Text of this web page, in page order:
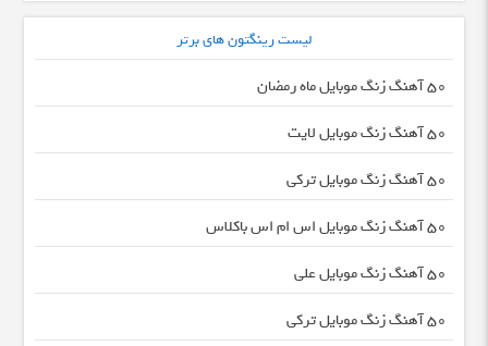
لیست رینگتون های برتر
50 آهنگ زنگ موبایل ماه رمضان
50 آهنگ زنگ موبایل لایت
50 آهنگ زنگ موبایل ترکی
50 آهنگ زنگ موبایل اس ام اس باکلاس
50 آهنگ زنگ موبایل علی
50 آهنگ زنگ موبایل ترکی